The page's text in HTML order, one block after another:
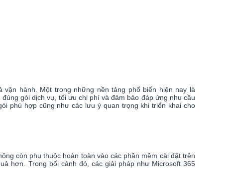
hành. Một trong những nền tảng phổ biến hiện nay là
gói dịch vụ, tối ưu chi phí và đảm bảo đáp ứng nhu cầu
phù hợp cũng như các lưu ý quan trọng khi triển khai cho
còn phụ thuộc hoàn toàn vào các phần mềm cài đặt trên
hơn. Trong bối cảnh đó, các giải pháp như Microsoft 365